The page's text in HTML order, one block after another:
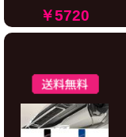
￥5720